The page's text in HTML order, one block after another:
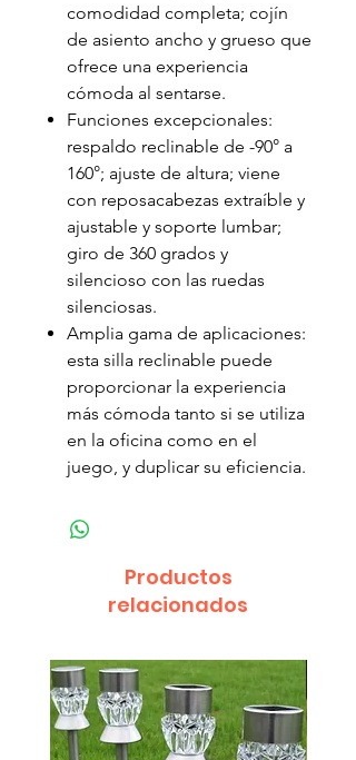
comodidad completa; cojín
de asiento ancho y grueso que
ofrece una experiencia
cómoda al sentarse.
Funciones excepcionales:
respaldo reclinable de -90° a
160°; ajuste de altura; viene
con reposacabezas extraíble y
ajustable y soporte lumbar;
giro de 360 grados y
silencioso con las ruedas
silenciosas.
Amplia gama de aplicaciones:
esta silla reclinable puede
proporcionar la experiencia
más cómoda tanto si se utiliza
en la oficina como en el
juego, y duplicar su eficiencia.
Productos
relacionados